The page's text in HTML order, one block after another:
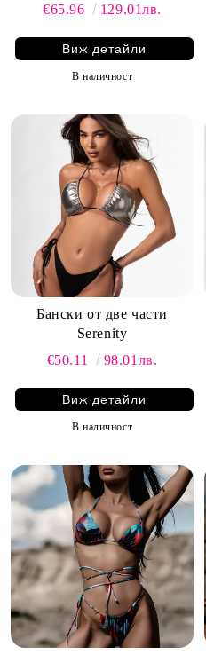
€65.96
129.01лв.
Виж детайли
В наличност
Бански от две части
Serenity
€50.11
98.01лв.
Виж детайли
В наличност